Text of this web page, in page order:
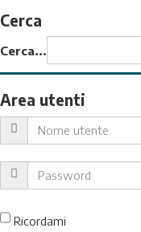
Cerca
Cerca...
Area utenti
Ricordami